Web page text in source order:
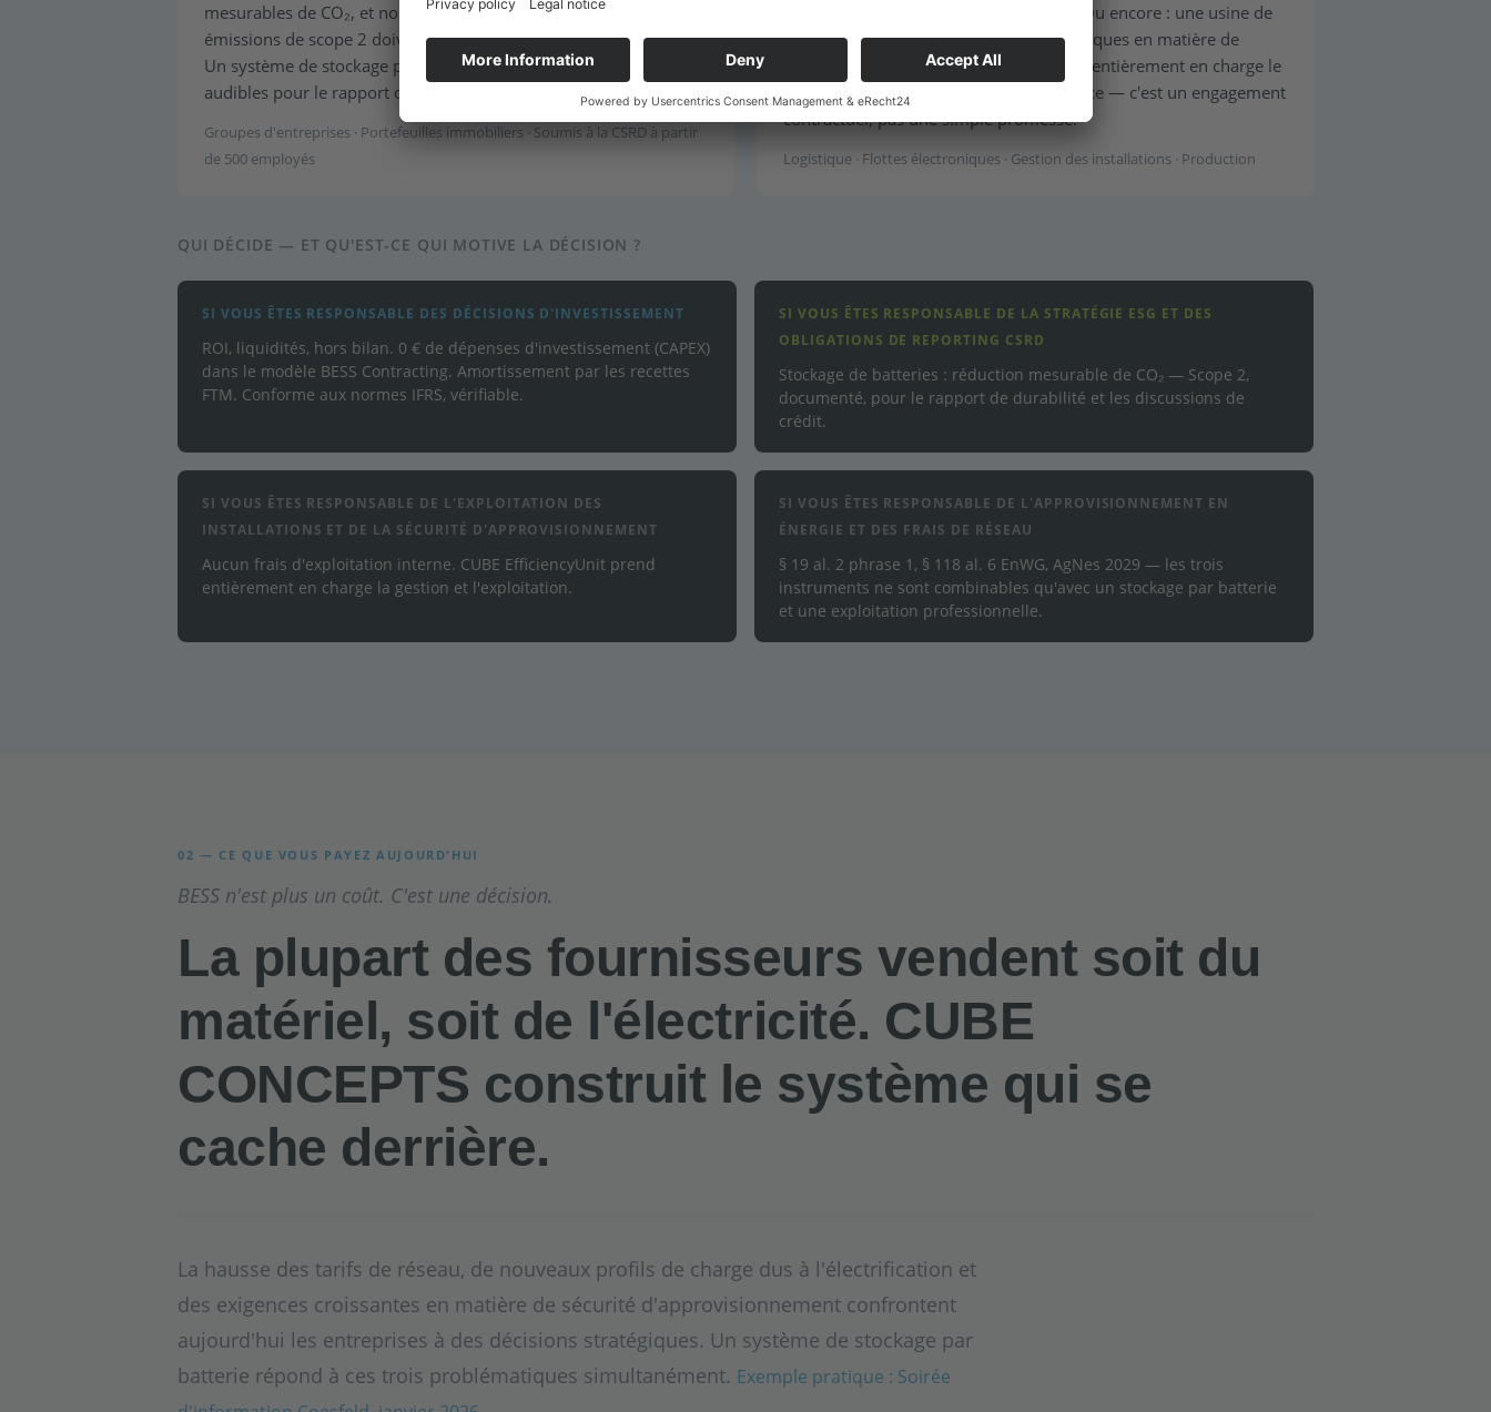
mesurables de CO₂, et non des déclarations d'intention. Les
émissions de scope 2 doivent diminuer de manière quantifiable.
Un système de stockage par batterie fournit des indicateurs
audibles pour le rapport de durabilité et les discussions de prêt.
Groupes d'entreprises · Portefeuilles immobiliers · Soumis à la CSRD à partir
de 500 employés
augmentent sans extension du réseau. Ou encore : une usine de
production soumise à des exigences critiques en matière de
disponibilité. CUBE EfficiencyUnit prend entièrement en charge le
contrôle, la surveillance et la maintenance — c'est un engagement
contractuel, pas une simple promesse.
Logistique · Flottes électroniques · Gestion des installations · Production
QUI DÉCIDE — ET QU'EST-CE QUI MOTIVE LA DÉCISION ?
SI VOUS ÊTES RESPONSABLE DES DÉCISIONS D'INVESTISSEMENT
ROI, liquidités, hors bilan. 0 € de dépenses d'investissement (CAPEX)
dans le modèle BESS Contracting. Amortissement par les recettes
FTM. Conforme aux normes IFRS, vérifiable.
SI VOUS ÊTES RESPONSABLE DE LA STRATÉGIE ESG ET DES
OBLIGATIONS DE REPORTING CSRD
Stockage de batteries : réduction mesurable de CO₂ — Scope 2,
documenté, pour le rapport de durabilité et les discussions de
crédit.
SI VOUS ÊTES RESPONSABLE DE L'EXPLOITATION DES
INSTALLATIONS ET DE LA SÉCURITÉ D'APPROVISIONNEMENT
Aucun frais d'exploitation interne. CUBE EfficiencyUnit prend
entièrement en charge la gestion et l'exploitation.
SI VOUS ÊTES RESPONSABLE DE L'APPROVISIONNEMENT EN
ÉNERGIE ET DES FRAIS DE RÉSEAU
§ 19 al. 2 phrase 1, § 118 al. 6 EnWG, AgNes 2029 — les trois
instruments ne sont combinables qu'avec un stockage par batterie
et une exploitation professionnelle.
02 — CE QUE VOUS PAYEZ AUJOURD'HUI
BESS n'est plus un coût. C'est une décision.
La plupart des fournisseurs vendent soit du
matériel, soit de l'électricité. CUBE
CONCEPTS construit le système qui se
cache derrière.
La hausse des tarifs de réseau, de nouveaux profils de charge dus à l'électrification et
des exigences croissantes en matière de sécurité d'approvisionnement confrontent
aujourd'hui les entreprises à des décisions stratégiques. Un système de stockage par
batterie répond à ces trois problématiques simultanément. Exemple pratique : Soirée